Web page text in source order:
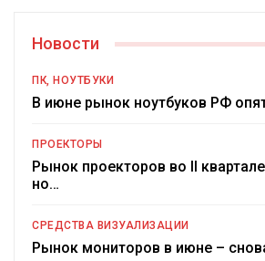
Новости
ПК, НОУТБУКИ
В июне рынок ноутбуков РФ
ПРОЕКТОРЫ
Рынок проекторов во II
но…
СРЕДСТВА ВИЗУАЛИЗАЦИИ
Рынок мониторов в июне –